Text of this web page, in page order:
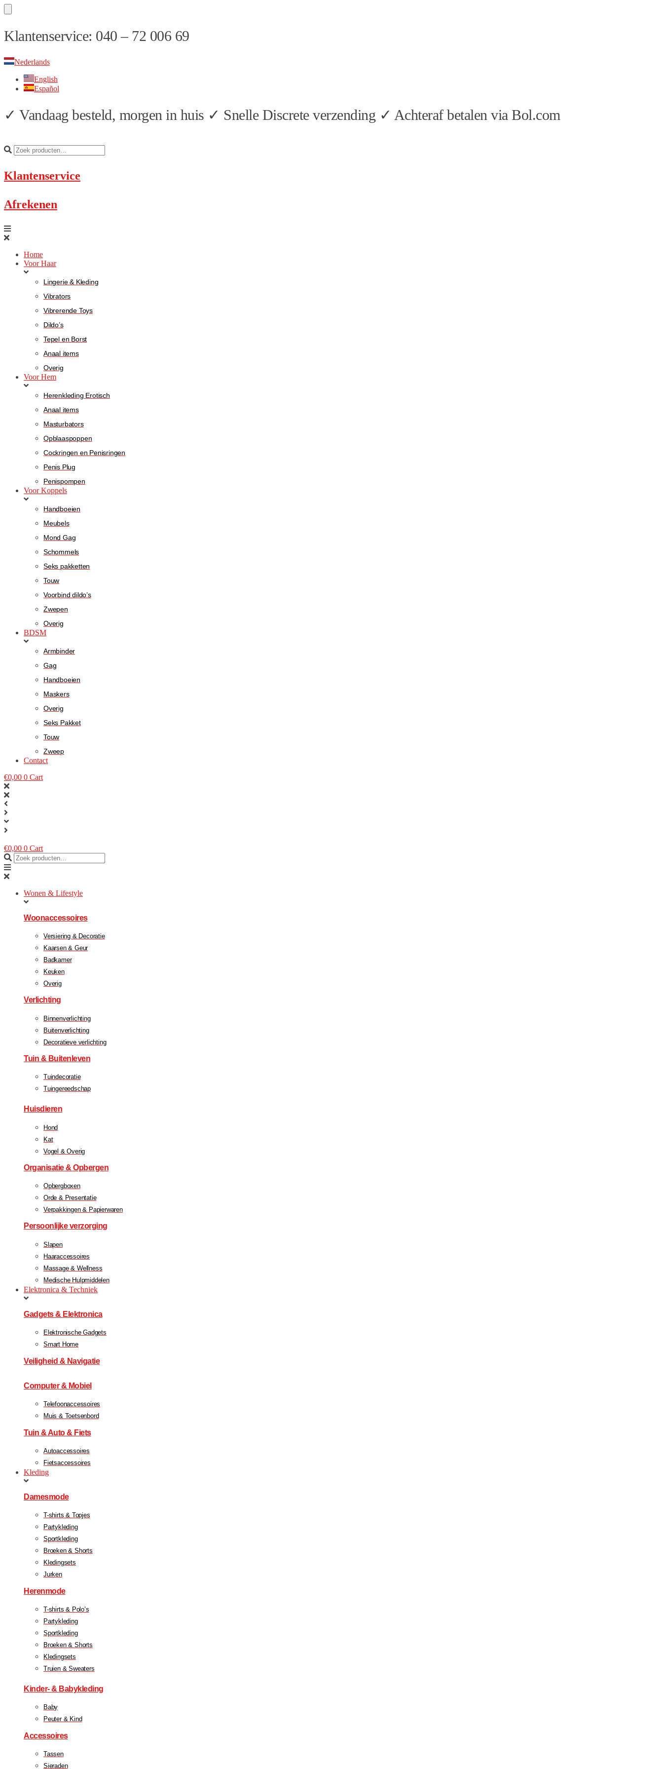
Skip
to
Skip
to
Klantenservice: 040 – 72 006 69
Nederlands
English
Español
✓ Vandaag besteld, morgen in huis ✓ Snelle Discrete verzending ✓ Achteraf betalen via Bol.com
Klantenservice
Afrekenen
Home
Voor Haar
Lingerie & Kleding
Vibrators
Vibrerende Toys
Dildo’s
Tepel en Borst
Anaal items
Overig
Voor Hem
Herenkleding Erotisch
Anaal items
Masturbators
Opblaaspoppen
Cockringen en Penisringen
Penis Plug
Penispompen
Voor Koppels
Handboeien
Meubels
Mond Gag
Schommels
Seks pakketten
Touw
Voorbind dildo’s
Zwepen
Overig
BDSM
Armbinder
Gag
Handboeien
Maskers
Overig
Seks Pakket
Touw
Zweep
Contact
€0,00 0 Cart
€0,00 0 Cart
Wonen & Lifestyle
Woonaccessoires
Versiering & Decoratie
Kaarsen & Geur
Badkamer
Keuken
Overig
Verlichting
Binnenverlichting
Buitenverlichting
Decoratieve verlichting
Tuin & Buitenleven
Tuindecoratie
Tuingereedschap
Huisdieren
Hond
Kat
Vogel & Overig
Organisatie & Opbergen
Opbergboxen
Orde & Presentatie
Verpakkingen & Papierwaren
Persoonlijke verzorging
Slapen
Haaraccessoires
Massage & Wellness
Medische Hulpmiddelen
Elektronica & Techniek
Gadgets & Elektronica
Elektronische Gadgets
Smart Home
Veiligheid & Navigatie
Computer & Mobiel
Telefoonaccessoires
Muis & Toetsenbord
Tuin & Auto & Fiets
Autoaccessoires
Fietsaccessoires
Kleding
Damesmode
T-shirts & Topjes
Partykleding
Sportkleding
Broeken & Shorts
Kledingsets
Jurken
Herenmode
T-shirts & Polo’s
Partykleding
Sportkleding
Broeken & Shorts
Kledingsets
Truien & Sweaters
Kinder- & Babykleding
Baby
Peuter & Kind
Accessoires
Tassen
Sieraden